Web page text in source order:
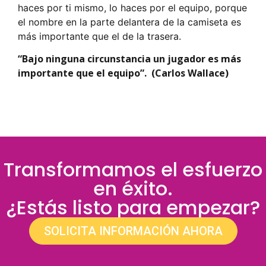
haces por ti mismo, lo haces por el equipo, porque
el nombre en la parte delantera de la camiseta es
más importante que el de la trasera.
“Bajo ninguna circunstancia un jugador es más
importante que el equipo”. (Carlos Wallace)
Transformamos el esfuerzo
en éxito.
¿Estás listo para empezar?
SOLICITA INFORMACIÓN AHORA